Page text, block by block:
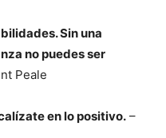
Sin una
no puedes ser
Peale
en lo positivo. –